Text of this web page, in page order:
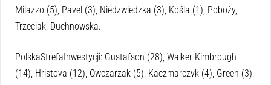
Milazzo (5), Pavel (3), Niedzwiedzka (3), Kośla (1), Poboży,
Trzeciak, Duchnowska.
PolskaStrefaInwestycji: Gustafson (28), Walker-Kimbrough
(14), Hristova (12), Owczarzak (5), Kaczmarczyk (4), Green (3),